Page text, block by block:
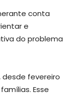
conta
e
do problema
desde fevereiro
Esse